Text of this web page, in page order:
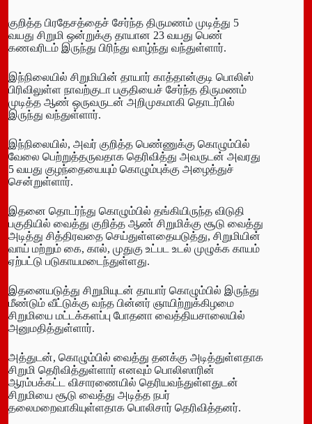
குறித்த பிரதேசத்தைச் சேர்ந்த திருமணம் முடித்து 5
வயது சிறுமி ஒன்றுக்கு தாயான 23 வயது பெண்
கணவரிடம் இருந்து பிரிந்து வாழ்ந்து வந்துள்ளார்.
இந்நிலையில் சிறுமியின் தாயார் காத்தான்குடி பொலிஸ்
பிரிவிலுள்ள நாவற்குடா பகுதியைச் சேர்ந்த திருமணம்
முடித்த ஆண் ஒருவருடன் அறிமுகமாகி தொடர்பில்
இருந்து வந்துள்ளார்.
இந்நிலையில், அவர் குறித்த பெண்ணுக்கு கொழும்பில்
வேலை பெற்றுத்தருவதாக தெரிவித்து அவருடன் அவரது
5 வயது குழந்தையையும் கொழும்புக்கு அழைத்துச்
சென்றுள்ளார்.
இதனை தொடர்ந்து கொழும்பில் தங்கியிருந்த விடுதி
பகுதியில் வைத்து குறித்த ஆண் சிறுமிக்கு சூடு வைத்து
அடித்து சித்திரவதை செய்துள்ளதையடுத்து, சிறுமியின்
வாய் மற்றும் கை, கால், முதுகு உட்பட உடல் முழுக்க காயம்
ஏற்பட்டு படுகாயமடைந்துள்ளது.
இதனையடுத்து சிறுமியுடன் தாயார் கொழும்பில் இருந்து
மீண்டும் வீட்டுக்கு வந்த பின்னர் ஞாயிற்றுக்கிழமை
சிறுமியை மட்டக்களப்பு போதனா வைத்தியசாலையில்
அனுமதித்துள்ளார்.
அத்துடன், கொழும்பில் வைத்து தனக்கு அடித்துள்ளதாக
சிறுமி தெரிவித்துள்ளார் எனவும் பொலிஸாரின்
ஆரம்பக்கட்ட விசாரணையில் தெரியவந்துள்ளதுடன்
சிறுமியை சூடு வைத்து அடித்த நபர்
தலைமறைவாகியுள்ளதாக பொலிசார் தெரிவித்தனர்.